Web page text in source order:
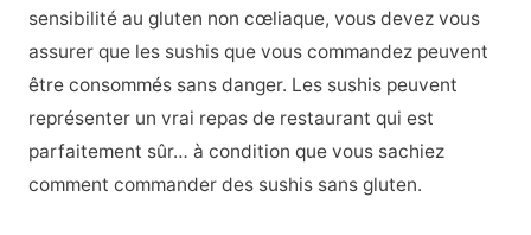
sensibilité au gluten non cœliaque, vous devez vous
assurer que les sushis que vous commandez peuvent
être consommés sans danger. Les sushis peuvent
représenter un vrai repas de restaurant qui est
parfaitement sûr… à condition que vous sachiez
comment commander des sushis sans gluten.